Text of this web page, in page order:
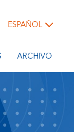
ESPAÑOL
ARCHIVO